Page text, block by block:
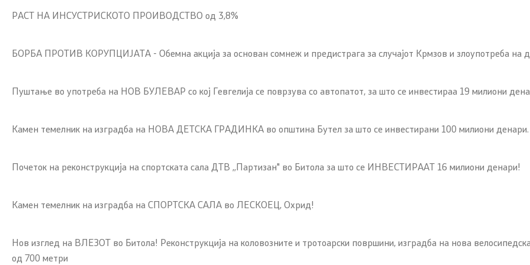
РАСТ НА ИНСУСТРИСКОТО ПРОИВОДСТВО од 3,8%
БОРБА ПРОТИВ КОРУПЦИЈАТА - Обемна акција за основан сомнеж и предистрага за случајот Крмзов и злоупотреба на
Пуштање во употреба на НОВ БУЛЕВАР со кој Гевгелија се поврзува со автопатот, за што се инвестираа 19 милиони
Камен темелник на изградба на НОВА ДЕТСКА ГРАДИНКА во општина Бутел за што се инвестирани 100 милиони денари.
Почеток на реконструкција на спортската сала ДТВ ,,Партизан" во Битола за што се ИНВЕСТИРААТ 16 милиони денари!
Камен темелник на изградба на СПОРТСКА САЛА во ЛЕСКОЕЦ, Охрид!
Нов изглед на ВЛЕЗОТ во Битола! Реконструкција на коловозните и тротоарски површини, изградба на нова
од 700 метри